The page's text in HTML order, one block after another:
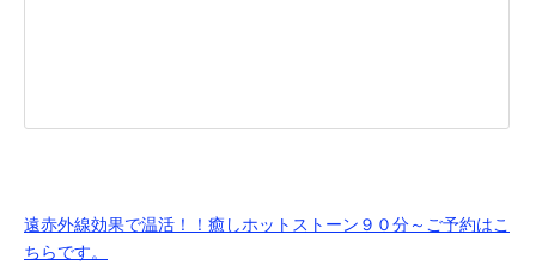
遠赤外線効果で温活！！癒しホットストーン９０分～ご予約はこ
ちらです。